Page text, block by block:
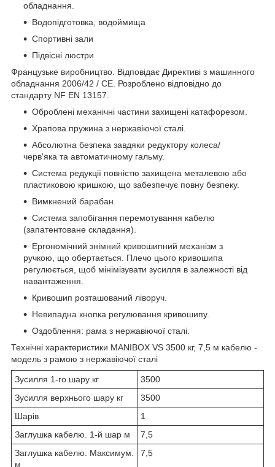
обладнання.
Водопідготовка, водоймища
Спортивні зали
Підвісні люстри
Французьке виробництво. Відповідає Директиві з машинного
обладнання 2006/42 / CE. Розроблено відповідно до
стандарту NF EN 13157.
Оброблені механічні частини захищені катафорезом.
Храпова пружина з нержавіючої сталі.
Абсолютна безпека завдяки редуктору колеса/
черв'яка та автоматичному гальму.
Система редукції повністю захищена металевою або
пластиковою кришкою, що забезпечує повну безпеку.
Вимкнений барабан.
Система запобігання перемотування кабелю
(запатентоване складання).
Ергономічний знімний кривошипний механізм з
ручкою, що обертається. Плечо цього кривошипа
регулюється, щоб мінімізувати зусилля в залежності від
навантаження.
Кривошип розташований ліворуч.
Невипадна кнопка регулювання кривошипу.
Оздоблення: рама з нержавіючої сталі.
Технічні характеристики MANIBOX VS 3500 кг, 7,5 м кабелю -
модель з рамою з нержавіючої сталі
Зусилля 1-го шару кг
3500
Зусилля верхнього шару кг
3500
Шарів
1
Заглушка кабелю. 1-й шар м
7,5
Заглушка кабелю. Максимум.
м
7,5